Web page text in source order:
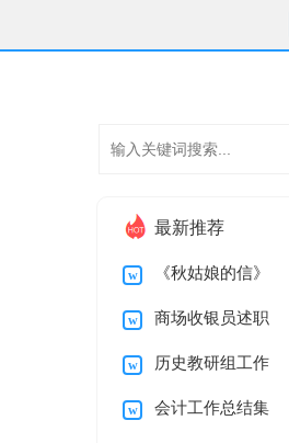
最新推荐
《秋姑娘的信》
教学设计商场收银员述职
报告历史教研组工作
总结15篇会计工作总结集